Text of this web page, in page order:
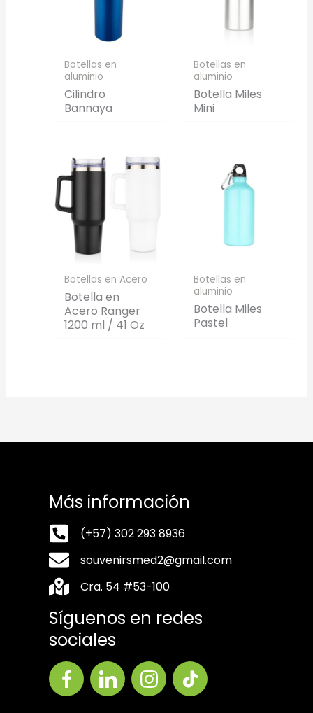
Botellas en
aluminio
Cilindro
Bannaya
Botellas en
aluminio
Botella Miles
Mini
Botellas en Acero
Botella en
Acero Ranger
1200 ml / 41 Oz
Botellas en
aluminio
Botella Miles
Pastel
Más información
(+57) 302 293 8936
souvenirsmed2@gmail.com
Cra. 54 #53-100
Síguenos en redes
sociales